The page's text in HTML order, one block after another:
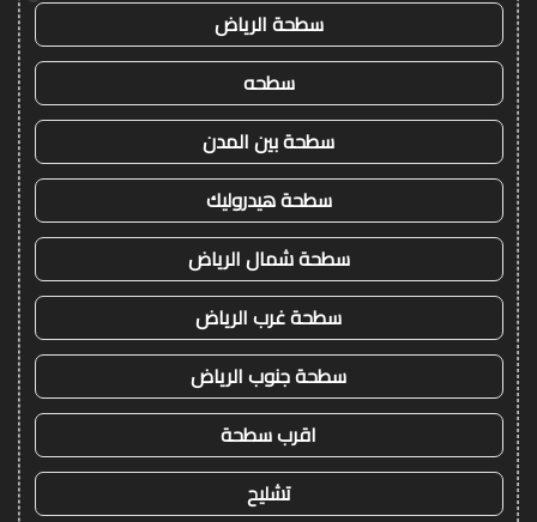
سطحة الرياض
سطحه
سطحة بين المدن
سطحة هيدروليك
سطحة شمال الرياض
سطحة غرب الرياض
سطحة جنوب الرياض
اقرب سطحة
تشليح